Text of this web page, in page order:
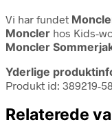
Vi har fundet
Moncler hos Kids-
Moncler
Yderlige
Produkt id: 389219-
Relaterede